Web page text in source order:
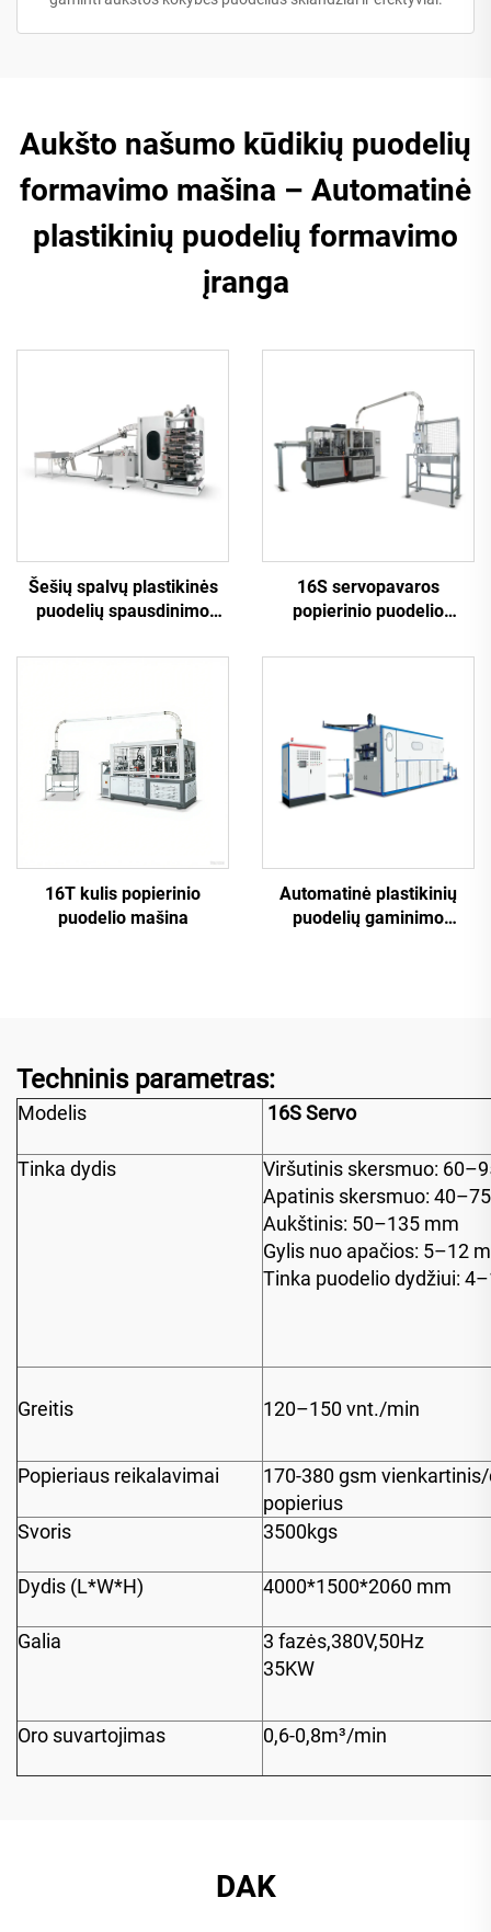
Aukšto našumo kūdikių puodelių
formavimo mašina – Automatinė
plastikinių puodelių formavimo
įranga
Šešių spalvų plastikinės
puodelių spausdinimo
16S servopavaros
popierinio puodelio
16T kulis popierinio
puodelio mašina
Automatinė plastikinių
puodelių gaminimo
Techninis parametras:
Modelis 16S Servo
Tinka dydis
Viršutinis skersmuo:
Apatinis skersmuo:
Aukštinis: 50–135 mm
Gylis nuo apačios: 5–12
Tinka puodelio dydžiui:
Greitis 120–150 vnt./min
Popieriaus reikalavimai
170-380 gsm
popierius
Svoris
3500kgs
Dydis (L*W*H) 4000*1500*2060 mm
Galia
3 fazės,380V,50Hz
35KW
Oro suvartojimas 0,6-0,8m³/min
DAK